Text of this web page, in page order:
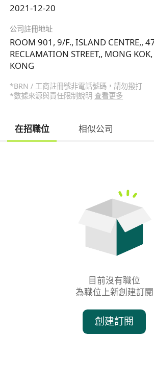
2021-12-20
公司註冊地址
ROOM 901, 9/F., ISLAND CENTRE,,
RECLAMATION STREET,, MONG
KONG
*BRN / 工商註冊號非電話號碼，請勿撥打
*數據來源與責任限制說明 查看更多
在招職位 相似公司
目前沒有職位
為職位上新創建訂閱
創建訂閱